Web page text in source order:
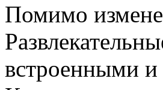
Помимо
встроенными и